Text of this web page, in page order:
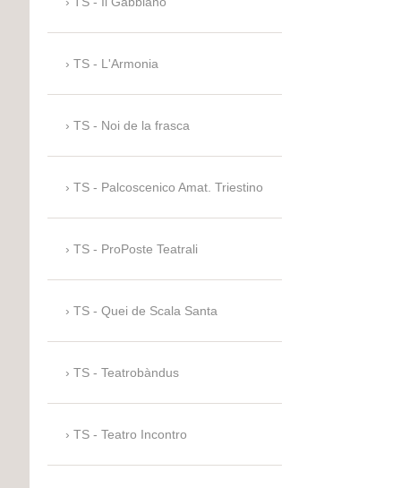
TS - L'Armonia
TS - Noi de la frasca
TS - Palcoscenico Amat. Triestino
TS - ProPoste Teatrali
TS - Quei de Scala Santa
TS - Teatrobàndus
TS - Teatro Incontro